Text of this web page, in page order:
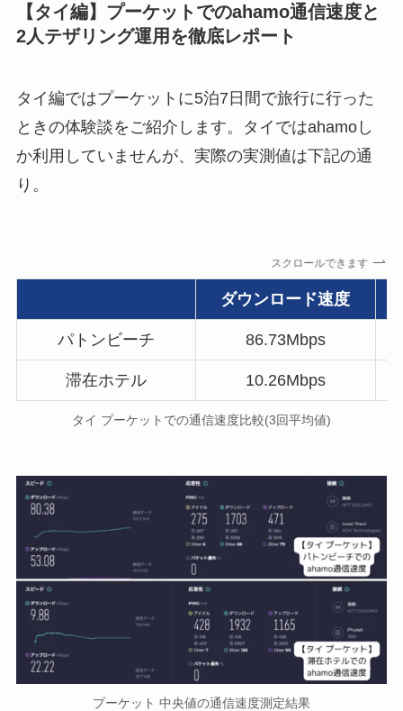
【タイ編】プーケットでのahamo通信速度と
2人テザリング運用を徹底レポート
タイ編ではプーケットに5泊7日間で旅行に行った
ときの体験談をご紹介します。タイではahamoし
か利用していませんが、実際の実測値は下記の通
り。
スクロールできます
ダウンロード速度
パトンビーチ 86.73Mbps
滞在ホテル 10.26Mbps
タイ プーケットでの通信速度比較(3回平均値)
プーケット 中央値の通信速度測定結果